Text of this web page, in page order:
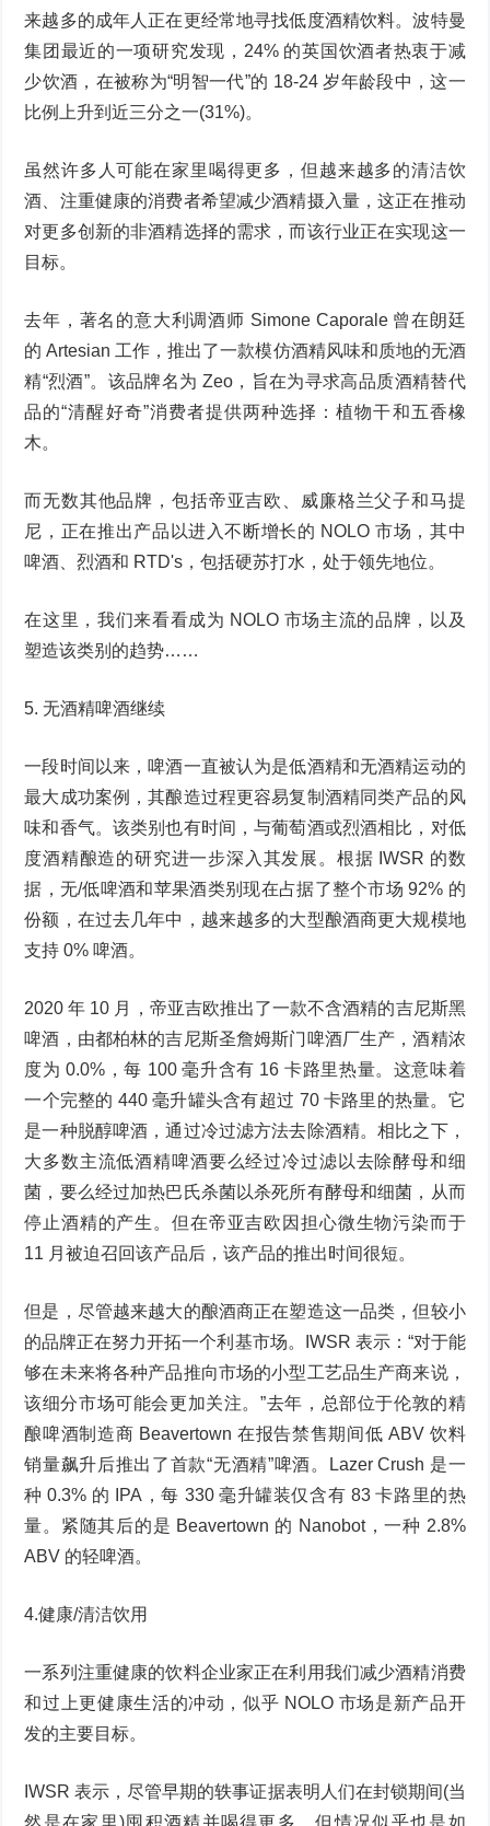
来越多的成年人正在更经常地寻找低度酒精饮料。波特曼
集团最近的一项研究发现，24% 的英国饮酒者热衷于减
少饮酒，在被称为“明智一代”的 18-24 岁年龄段中，这一
比例上升到近三分之一(31%)。
虽然许多人可能在家里喝得更多，但越来越多的清洁饮
酒、注重健康的消费者希望减少酒精摄入量，这正在推动
对更多创新的非酒精选择的需求，而该行业正在实现这一
目标。
去年，著名的意大利调酒师 Simone Caporale 曾在朗廷
的 Artesian 工作，推出了一款模仿酒精风味和质地的无酒
精“烈酒”。该品牌名为 Zeo，旨在为寻求高品质酒精替代
品的“清醒好奇”消费者提供两种选择：植物干和五香橡
木。
而无数其他品牌，包括帝亚吉欧、威廉格兰父子和马提
尼，正在推出产品以进入不断增长的 NOLO 市场，其中
啤酒、烈酒和 RTD's，包括硬苏打水，处于领先地位。
在这里，我们来看看成为 NOLO 市场主流的品牌，以及
塑造该类别的趋势……
5. 无酒精啤酒继续
一段时间以来，啤酒一直被认为是低酒精和无酒精运动的
最大成功案例，其酿造过程更容易复制酒精同类产品的风
味和香气。该类别也有时间，与葡萄酒或烈酒相比，对低
度酒精酿造的研究进一步深入其发展。根据 IWSR 的数
据，无/低啤酒和苹果酒类别现在占据了整个市场 92% 的
份额，在过去几年中，越来越多的大型酿酒商更大规模地
支持 0% 啤酒。
2020 年 10 月，帝亚吉欧推出了一款不含酒精的吉尼斯黑
啤酒，由都柏林的吉尼斯圣詹姆斯门啤酒厂生产，酒精浓
度为 0.0%，每 100 毫升含有 16 卡路里热量。这意味着
一个完整的 440 毫升罐头含有超过 70 卡路里的热量。它
是一种脱醇啤酒，通过冷过滤方法去除酒精。相比之下，
大多数主流低酒精啤酒要么经过冷过滤以去除酵母和细
菌，要么经过加热巴氏杀菌以杀死所有酵母和细菌，从而
停止酒精的产生。但在帝亚吉欧因担心微生物污染而于
11 月被迫召回该产品后，该产品的推出时间很短。
但是，尽管越来越大的酿酒商正在塑造这一品类，但较小
的品牌正在努力开拓一个利基市场。IWSR 表示：“对于能
够在未来将各种产品推向市场的小型工艺品生产商来说，
该细分市场可能会更加关注。”去年，总部位于伦敦的精
酿啤酒制造商 Beavertown 在报告禁售期间低 ABV 饮料
销量飙升后推出了首款“无酒精”啤酒。Lazer Crush 是一
种 0.3% 的 IPA，每 330 毫升罐装仅含有 83 卡路里的热
量。紧随其后的是 Beavertown 的 Nanobot，一种 2.8%
ABV 的轻啤酒。
4.健康/清洁饮用
一系列注重健康的饮料企业家正在利用我们减少酒精消费
和过上更健康生活的冲动，似乎 NOLO 市场是新产品开
发的主要目标。
IWSR 表示，尽管早期的轶事证据表明人们在封锁期间(当
然是在家里)囤积酒精并喝得更多，但情况似乎也是如